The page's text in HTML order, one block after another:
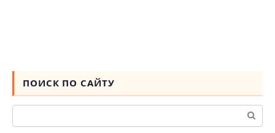
ПОИСК ПО САЙТУ
Поиск: